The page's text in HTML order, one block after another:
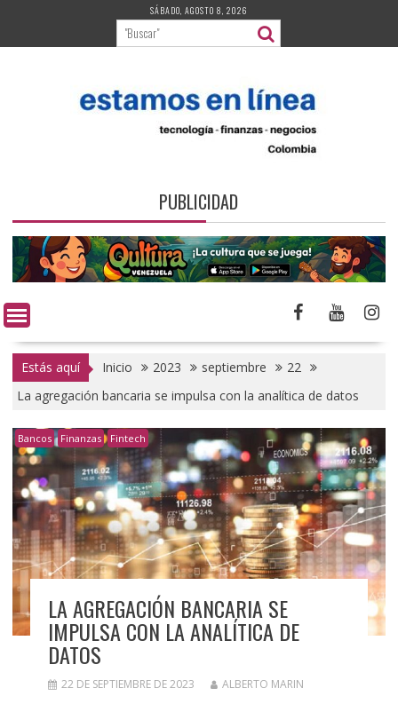
contenido
SÁBADO, AGOSTO 8, 2026
PUBLICIDAD
Estás aquí Inicio 2023 septiembre
22
La agregación bancaria se impulsa con la analítica de datos
Bancos Finanzas Fintech
LA AGREGACIÓN BANCARIA SE
IMPULSA CON LA ANALÍTICA DE
DATOS
22 DE SEPTIEMBRE DE 2023 ALBERTO MARIN